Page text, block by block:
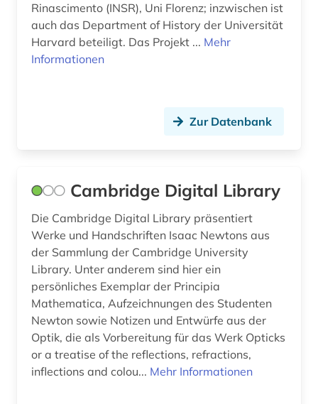
theologe; pädagoge; übersetzer; philosoph;
hochschullehrer; prediger; schriftsteller (1)
scholastik (1)
sowjetunion (1)
soziologie (1)
sprachwissenschaft (1)
stra (1)
streaming <kommunikationstechnik> (1)
südasien (2)
Rinascimento (INSR), Uni Florenz; inzwischen ist
auch das Department of History der Universität
Harvard beteiligt. Das Projekt ... Mehr
Informationen
Zur Datenbank
Cambridge Digital Library
Die Cambridge Digital Library präsentiert
Werke und Handschriften Isaac Newtons aus
der Sammlung der Cambridge University
Library. Unter anderem sind hier ein
persönliches Exemplar der Principia
Mathematica, Aufzeichnungen des Studenten
Newton sowie Notizen und Entwürfe aus der
Optik, die als Vorbereitung für das Werk Opticks
or a treatise of the reflections, refractions,
inflections and colou... Mehr Informationen